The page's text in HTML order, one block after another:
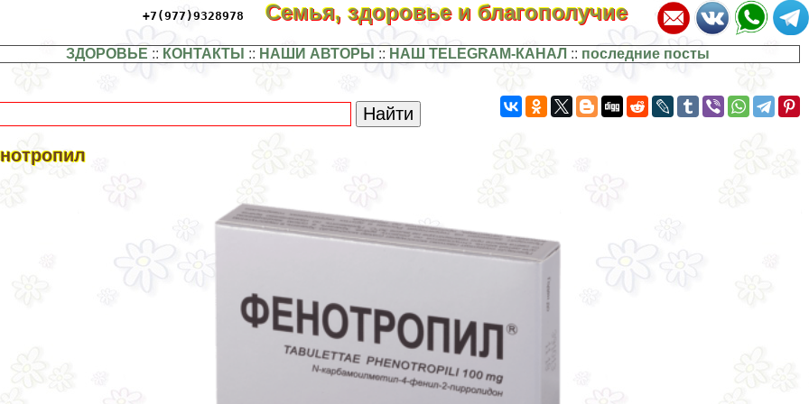
+7(977)9328978 Семья, здоровье и благополучие
ЗДОРОВЬЕ :: КОНТАКТЫ :: НАШИ АВТОРЫ :: НАШ TELEGRAM-КАНАЛ :: последние посты